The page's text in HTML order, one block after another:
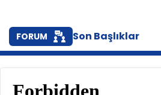
FORUM Son Başlıklar